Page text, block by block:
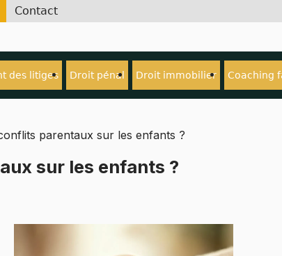
Contact
des litiges Droit pénal Droit immobilier Coaching
parentaux sur les enfants ?
sur les enfants ?